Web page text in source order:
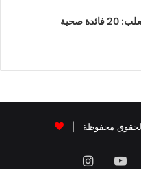
صحية
يوتيوبانستقرام